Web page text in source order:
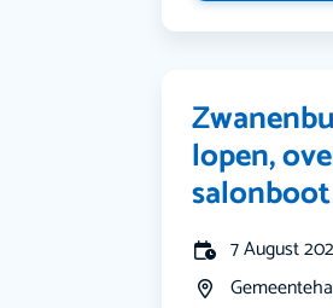
lopen,
salonboot
7 August